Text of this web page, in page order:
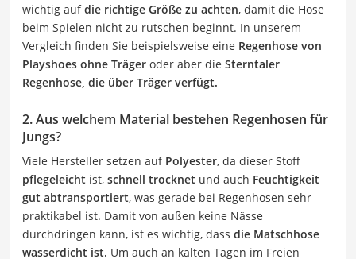
wichtig aufdie richtige Größe zu achten, damit die Hose
beim Spielen nicht zu rutschen beginnt. In unserem
Vergleich finden Sie beispielsweise eine Regenhose von
Playshoes ohne Träger oder aber die Sterntaler
Regenhose, die über Träger verfügt.
2. Aus welchem Material bestehen Regenhosen für
Jungs?
Viele Hersteller setzen auf Polyester, da dieser Stoff
pflegeleicht ist, schnell trocknet und auch Feuchtigkeit
gut abtransportiert, was gerade bei Regenhosen sehr
praktikabel ist. Damit von außen keine Nässe
durchdringen kann, ist es wichtig, dass die Matschhose
wasserdicht ist. Um auch an kalten Tagen im Freien